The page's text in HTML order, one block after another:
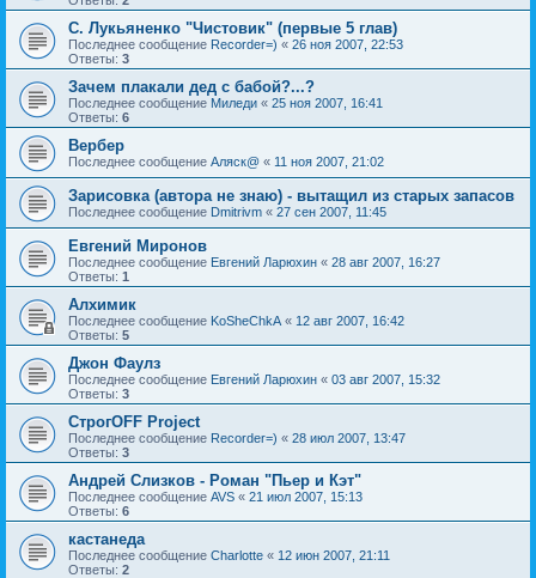
С. Лукьяненко "Чистовик" (первые 5 глав)
Последнее сообщение Recorder=) « 26 ноя 2007, 22:53
Ответы: 3
Зачем плакали дед с бабой?...?
Последнее сообщение Миледи « 25 ноя 2007, 16:41
Ответы: 6
Вербер
Последнее сообщение Аляск@ « 11 ноя 2007, 21:02
Зарисовка (автора не знаю) - вытащил из старых запасов
Последнее сообщение Dmitrivm « 27 сен 2007, 11:45
Евгений Миронов
Последнее сообщение Евгений Ларюхин « 28 авг 2007, 16:27
Ответы: 1
Алхимик
Последнее сообщение KoSheChkA « 12 авг 2007, 16:42
Ответы: 5
Джон Фаулз
Последнее сообщение Евгений Ларюхин « 03 авг 2007, 15:32
Ответы: 3
СтрогOFF Project
Последнее сообщение Recorder=) « 28 июл 2007, 13:47
Ответы: 3
Андрей Слизков - Роман "Пьер и Кэт"
Последнее сообщение AVS « 21 июл 2007, 15:13
Ответы: 6
кастанеда
Последнее сообщение Charlotte « 12 июн 2007, 21:11
Ответы: 2